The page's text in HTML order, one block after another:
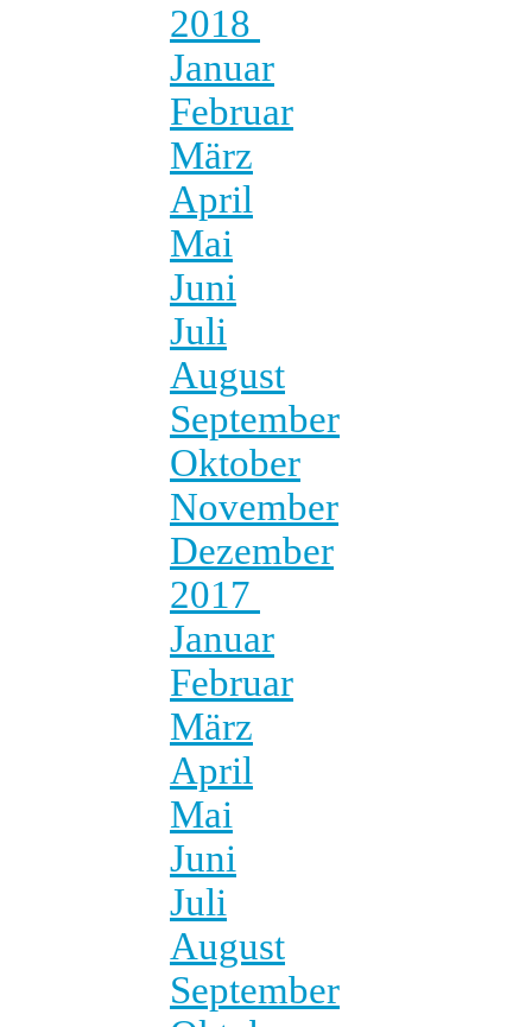
2018
Januar
Februar
März
April
Mai
Juni
Juli
August
September
Oktober
November
Dezember
2017
Januar
Februar
März
April
Mai
Juni
Juli
August
September